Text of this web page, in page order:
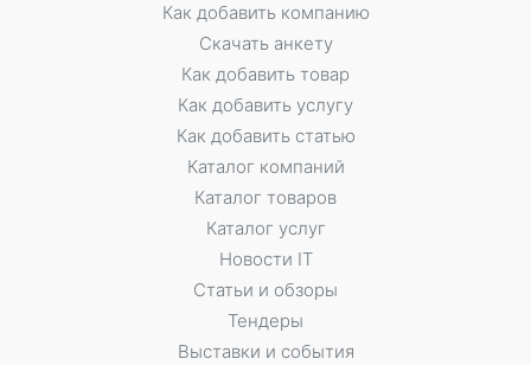
Как добавить компанию
Скачать анкету
Как добавить товар
Как добавить услугу
Как добавить статью
Каталог компаний
Каталог товаров
Каталог услуг
Новости IT
Статьи и обзоры
Тендеры
Выставки и события